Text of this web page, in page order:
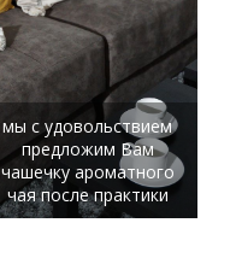
мы с удовольствием
предложим Вам
чашечку ароматного
чая после практики